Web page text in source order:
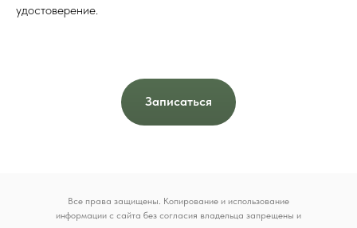
удостоверение.
Записаться
Все права защищены. Копирование и использование
информации с сайта без согласия владельца запрещены и